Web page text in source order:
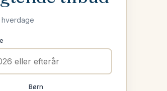
hverdage
Børn